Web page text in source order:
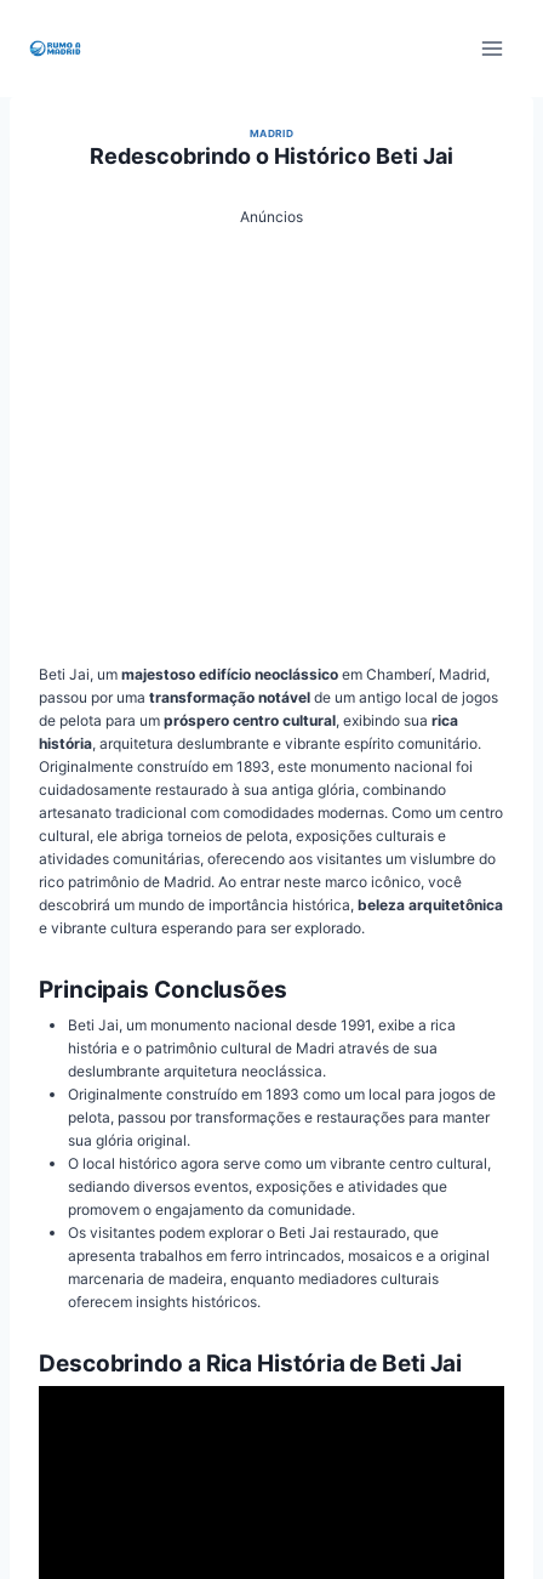
MADRID
Redescobrindo o Histórico Beti Jai
Anúncios
Beti Jai, um majestoso edifício neoclássico em Chamberí, Madrid,
passou por uma transformação notável de um antigo local de jogos
de pelota para um próspero centro cultural, exibindo sua rica
história, arquitetura deslumbrante e vibrante espírito comunitário.
Originalmente construído em 1893, este monumento nacional foi
cuidadosamente restaurado à sua antiga glória, combinando
artesanato tradicional com comodidades modernas. Como um centro
cultural, ele abriga torneios de pelota, exposições culturais e
atividades comunitárias, oferecendo aos visitantes um vislumbre do
rico patrimônio de Madrid. Ao entrar neste marco icônico, você
descobrirá um mundo de importância histórica, beleza arquitetônica
e vibrante cultura esperando para ser explorado.
Principais Conclusões
Beti Jai, um monumento nacional desde 1991, exibe a rica
história e o patrimônio cultural de Madri através de sua
deslumbrante arquitetura neoclássica.
Originalmente construído em 1893 como um local para jogos de
pelota, passou por transformações e restaurações para manter
sua glória original.
O local histórico agora serve como um vibrante centro cultural,
sediando diversos eventos, exposições e atividades que
promovem o engajamento da comunidade.
Os visitantes podem explorar o Beti Jai restaurado, que
apresenta trabalhos em ferro intrincados, mosaicos e a original
marcenaria de madeira, enquanto mediadores culturais
oferecem insights históricos.
Descobrindo a Rica História de Beti Jai